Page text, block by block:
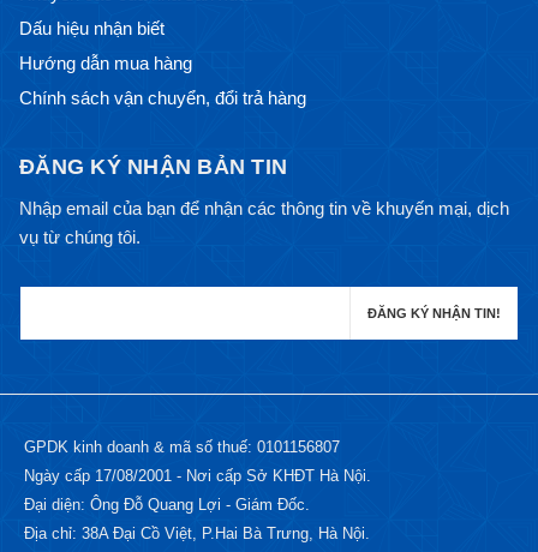
Dấu hiệu nhận biết
Hướng dẫn mua hàng
Chính sách vận chuyển, đổi trả hàng
ĐĂNG KÝ NHẬN BẢN TIN
Nhập email của bạn để nhận các thông tin về khuyến mại, dịch
vụ từ chúng tôi.
GPDK kinh doanh & mã số thuế: 0101156807
Ngày cấp 17/08/2001 - Nơi cấp Sở KHĐT Hà Nội.
Đại diện: Ông Đỗ Quang Lợi - Giám Đốc.
Địa chỉ: 38A Đại Cồ Việt, P.Hai Bà Trưng, Hà Nội.